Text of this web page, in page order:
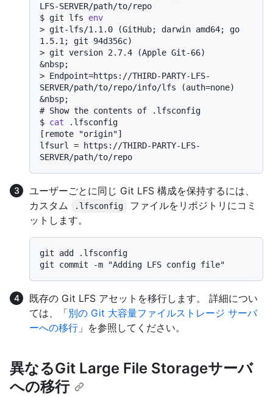
LFS-SERVER/path/to/repo
$ git lfs env
> git-lfs/1.1.0 (GitHub; darwin amd64; go
1.5.1; git 94d356c)
> git version 2.7.4 (Apple Git-66)
> Endpoint=https://THIRD-PARTY-LFS-
SERVER/path/to/repo/info/lfs (auth=none)
# Show the contents of .lfsconfig
$ cat .lfsconfig
[remote "origin"]
lfsurl = https://THIRD-PARTY-LFS-
ユーザーごとに同じ Git LFS 構成を保持するには、
カスタム
.lfsconfig
ファイルをリポジトリにコミ
ットします。
git add .lfsconfig
既存の Git LFS アセットを移行します。 詳細につい
ては、「別の Git 大容量ファイルストレージ サーバ
ーへの移行 」を参照してください。
異なるGit Large File Storageサーバ
への移行